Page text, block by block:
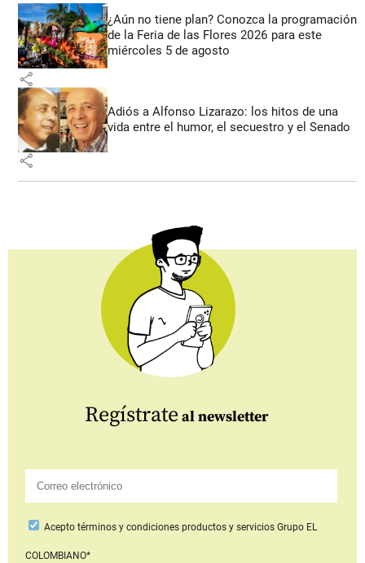
¿Aún no tiene plan? Conozca la programación
de la Feria de las Flores 2026 para este
miércoles 5 de agosto
share
Adiós a Alfonso Lizarazo: los hitos de una
vida entre el humor, el secuestro y el Senado
share
Regístrate al newsletter
Aceptotérminos y condiciones productos y serviciosGrupo EL
COLOMBIANO*